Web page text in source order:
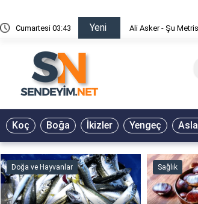
Cumartesi 03:43 Yeni Ali Asker - Şu
Koç Boğa İkizler Yengeç
Doğa ve Hayvanlar Sağlık
‹